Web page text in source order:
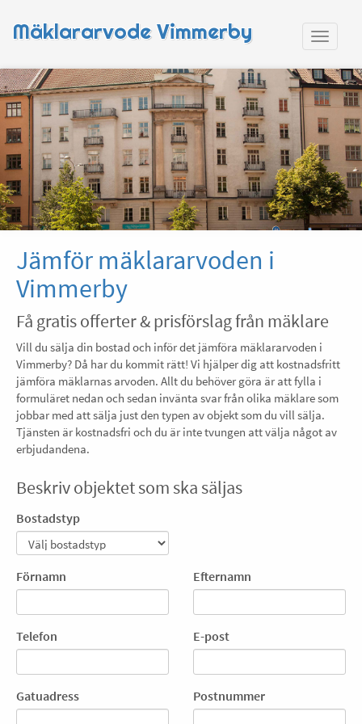
Mäklararvode Vimmerby
Jämför mäklararvoden i
Vimmerby
Få gratis offerter & prisförslag från mäklare
Vill du sälja din bostad och inför det jämföra mäklararvoden i
Vimmerby? Då har du kommit rätt! Vi hjälper dig att kostnadsfritt
jämföra mäklarnas arvoden. Allt du behöver göra är att fylla i
formuläret nedan och sedan invänta svar från olika mäklare som
jobbar med att sälja just den typen av objekt som du vill sälja.
Tjänsten är kostnadsfri och du är inte tvungen att välja något av
erbjudandena.
Beskriv objektet som ska säljas
Bostadstyp
Förnamn Efternamn
Telefon E-post
Gatuadress Postnummer